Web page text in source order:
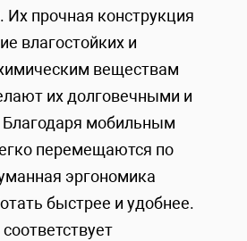
Их прочная конструкция
влагостойких и
веществам
их долговечными и
мобильным
перемещаются по
эргономика
быстрее и удобнее.